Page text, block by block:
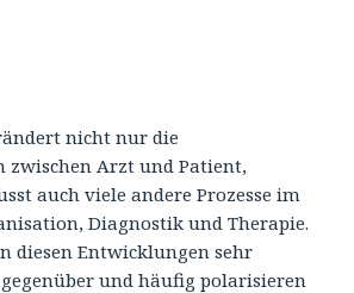
nicht nur die
Arzt und Patient,
auch viele andere Prozesse im
Diagnostik und Therapie.
diesen Entwicklungen sehr
und häufig polarisieren